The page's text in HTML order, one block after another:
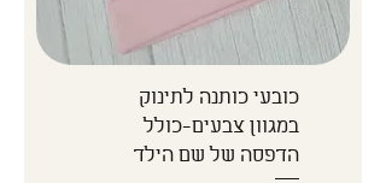
כובעי כותנה לתינוק
במגוון צבעים-כולל
הדפסה של שם הילד